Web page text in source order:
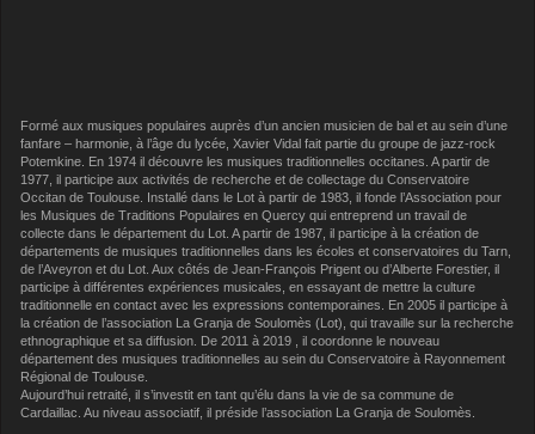
Formé aux musiques populaires auprès d’un ancien musicien de bal et au sein d’une
fanfare – harmonie, à l’âge du lycée, Xavier Vidal fait partie du groupe de jazz-rock
Potemkine. En 1974 il découvre les musiques traditionnelles occitanes. A partir de
1977, il participe aux activités de recherche et de collectage du Conservatoire
Occitan de Toulouse. Installé dans le Lot à partir de 1983, il fonde l’Association pour
les Musiques de Traditions Populaires en Quercy qui entreprend un travail de
collecte dans le département du Lot. A partir de 1987, il participe à la création de
départements de musiques traditionnelles dans les écoles et conservatoires du Tarn,
de l’Aveyron et du Lot. Aux côtés de Jean-François Prigent ou d’Alberte Forestier, il
participe à différentes expériences musicales, en essayant de mettre la culture
traditionnelle en contact avec les expressions contemporaines. En 2005 il participe à
la création de l’association La Granja de Soulomès (Lot), qui travaille sur la recherche
ethnographique et sa diffusion. De 2011 à 2019 , il coordonne le nouveau
département des musiques traditionnelles au sein du Conservatoire à Rayonnement
Régional de Toulouse.
Aujourd’hui retraité, il s’investit en tant qu’élu dans la vie de sa commune de
Cardaillac. Au niveau associatif, il préside l’association La Granja de Soulomès.